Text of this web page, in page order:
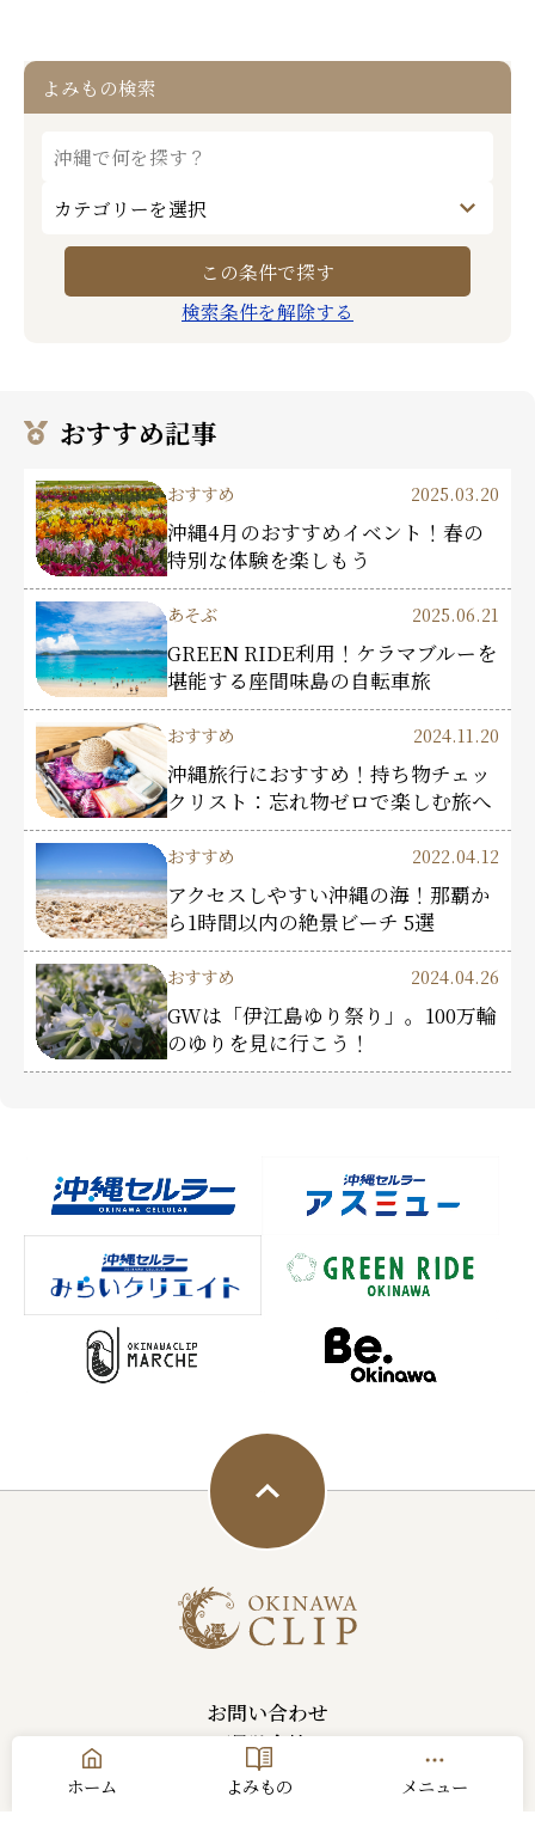
よみもの検索
検索条件を解除する
おすすめ記事
おすすめ 2025.03.20
沖縄4月のおすすめイベント！春の
特別な体験を楽しもう
あそぶ 2025.06.21
GREEN RIDE利用！ケラマブルーを
堪能する座間味島の自転車旅
おすすめ 2024.11.20
沖縄旅行におすすめ！持ち物チェッ
クリスト：忘れ物ゼロで楽しむ旅へ
おすすめ 2022.04.12
アクセスしやすい沖縄の海！那覇か
ら1時間以内の絶景ビーチ 5選
おすすめ 2024.04.26
GWは「伊江島ゆり祭り」。100万輪
のゆりを見に行こう！
ホーム よみもの メニュー
お問い合わせ
運営会社
利用規約